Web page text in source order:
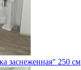
заснеженная" 250 см